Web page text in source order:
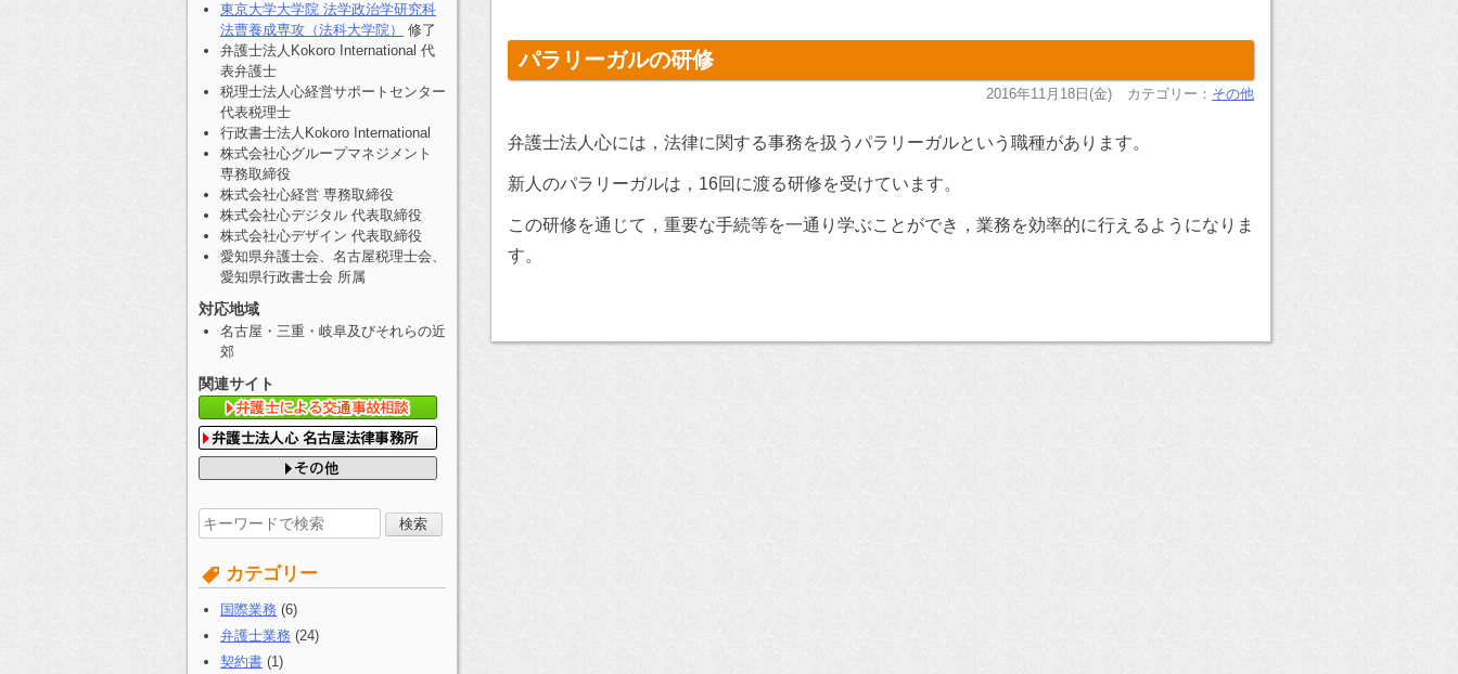
パラリーガルの研修
2016年11月18日(金) カテゴリー： その他
弁護士法人心には，法律に関する事務を扱うパラリーガルという職種があります。
新人のパラリーガルは，16回に渡る研修を受けています。
この研修を通じて，重要な手続等を一通り学ぶことができ，業務を効率的に行えるようになりま
す。
東京大学大学院 法学政治学研究科
法曹養成専攻（法科大学院）
修了
弁護士法人Kokoro International 代
表弁護士
税理士法人心経営サポートセンター
代表税理士
行政書士法人Kokoro International
株式会社心グループマネジメント
専務取締役
株式会社心経営 専務取締役
株式会社心デジタル 代表取締役
株式会社心デザイン 代表取締役
愛知県弁護士会、名古屋税理士会、
愛知県行政書士会 所属
対応地域
名古屋・三重・岐阜及びそれらの近
郊
関連サイト
検
索
す
る:
カテゴリー
国際業務 (6)
弁護士業務 (24)
契約書 (1)